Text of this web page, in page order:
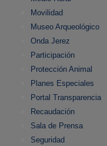
Movilidad
Museo Arqueológico
Onda Jerez
Participación
Protección Animal
Planes Especiales
Portal Transparencia
Recaudación
Sala de Prensa
Seguridad